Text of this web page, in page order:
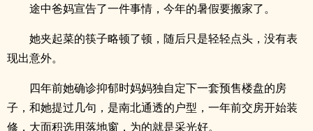
途中爸妈宣告了一件事情，今年的暑假要搬家了。
她夹起菜的筷子略顿了顿，随后只是轻轻点头，没有表
现出意外。
四年前她确诊抑郁时妈妈独自定下一套预售楼盘的房
子，和她提过几句，是南北通透的户型，一年前交房开始装
修，大面积选用落地窗，为的就是采光好。